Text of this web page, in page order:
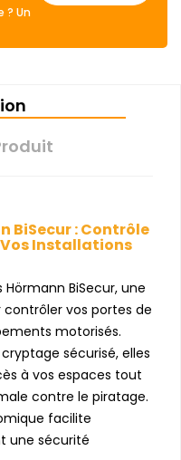
? Un
BiSecur : Contrôle
Installations
BiSecur, une
vos portes de
motorisés.
sécurisé, elles
à vos espaces tout
contre le piratage.
facilite
une sécurité